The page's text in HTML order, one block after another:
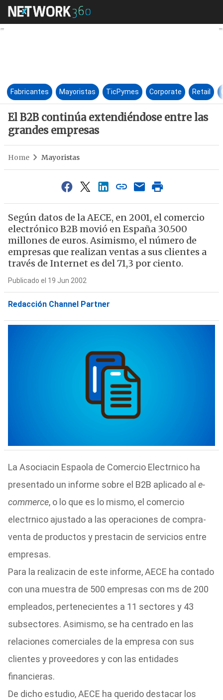
El B2B continúa
Fabricantes Mayoristas TicPymes Corporate Retail
El B2B continúa extendiéndose entre las
grandes empresas
Home Mayoristas
Según datos de la AECE, en 2001, el comercio
electrónico B2B movió en España 30.500
millones de euros. Asimismo, el número de
empresas que realizan ventas a sus clientes a
través de Internet es del 71,3 por ciento.
Publicado el 19 Jun 2002
Redacción Channel Partner
La Asociacin Espaola de Comercio Electrnico ha
presentado un informe sobre el B2B aplicado al e-
commerce, o lo que es lo mismo, el comercio
electrnico ajustado a las operaciones de compra-
venta de productos y prestacin de servicios entre
empresas.
Para la realizacin de este informe, AECE ha contado
con una muestra de 500 empresas con ms de 200
empleados, pertenecientes a 11 sectores y 43
subsectores. Asimismo, se ha centrado en las
relaciones comerciales de la empresa con sus
clientes y proveedores y con las entidades
financieras.
De dicho estudio, AECE ha querido destacar los